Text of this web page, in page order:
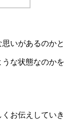
いがあるのかと
な状態なのかを
お伝えしていき